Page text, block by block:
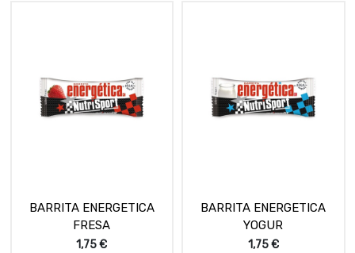
BARRITA ENERGETICA
FRESA
1,75€
BARRITA ENERGETICA
YOGUR
1,75€